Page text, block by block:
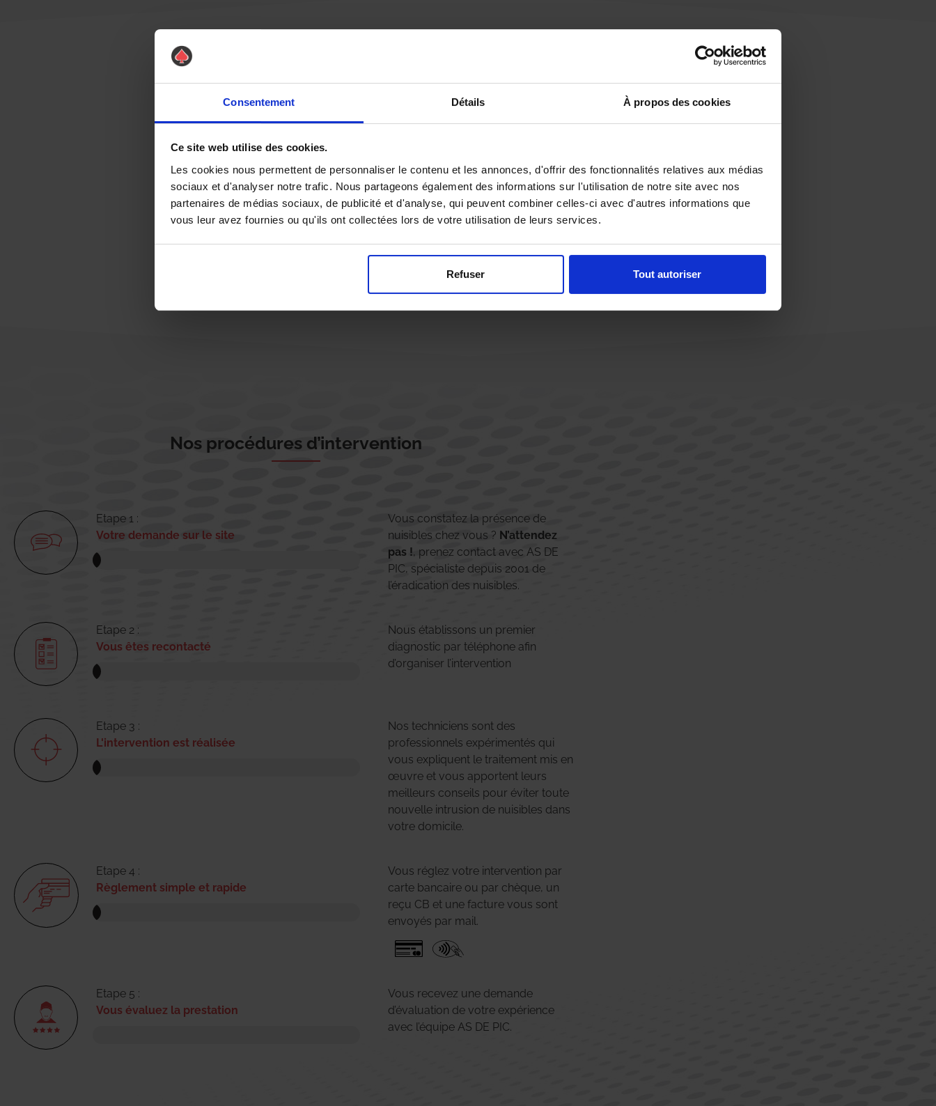
Consentement Détails À propos des cookies
Ce site web utilise des cookies.
Les cookies nous permettent de personnaliser le contenu et les annonces, d'offrir des fonctionnalités relatives aux médias
sociaux et d'analyser notre trafic. Nous partageons également des informations sur l'utilisation de notre site avec nos
partenaires de médias sociaux, de publicité et d'analyse, qui peuvent combiner celles-ci avec d'autres informations que
vous leur avez fournies ou qu'ils ont collectées lors de votre utilisation de leurs services.
Refuser Tout autoriser
Une urgence ?
Vous souhaitez être
Nos procédures d’intervention
Etape 1 :
Votre demande sur le site
Vous constatez la présence de
nuisibles chez vous ? N’attendez
pas !, prenez contact avec AS DE
PIC, spécialiste depuis 2001 de
l’éradication des nuisibles.
Etape 2 :
Vous êtes recontacté
Nous établissons un premier
diagnostic par téléphone afin
d’organiser l’intervention
Etape 3 :
L'intervention est réalisée
Nos techniciens sont des
professionnels expérimentés qui
vous expliquent le traitement mis en
œuvre et vous apportent leurs
meilleurs conseils pour éviter toute
nouvelle intrusion de nuisibles dans
votre domicile.
Etape 4 :
Règlement simple et rapide
Vous réglez votre intervention par
carte bancaire ou par chèque, un
reçu CB et une facture vous sont
envoyés par mail.
Etape 5 :
Vous évaluez la prestation
Vous recevez une demande
d’évaluation de votre expérience
avec l’équipe AS DE PIC.